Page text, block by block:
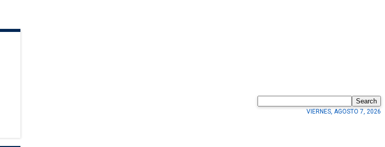
Search
VIERNES, AGOSTO 7, 2026